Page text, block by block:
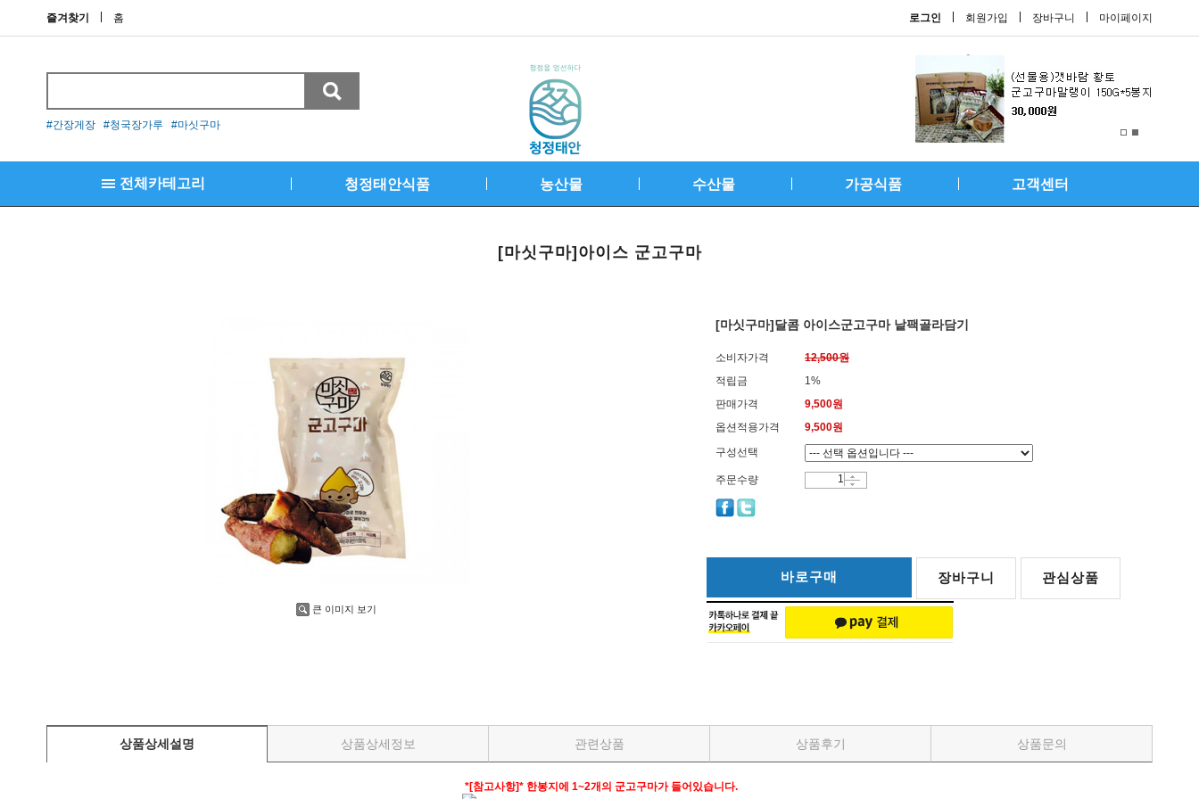
즐겨찾기 홈 로그인 회원가입 장바구니 마이페이지
#간장게장 #청국장가루 #마싯구마
전체카테고리 청정태안식품 농산물 수산물 가공식품 고객센터
흑마늘 품은 검정콩청국장가루
[마싯구마]아이스 군고구마
큰 이미지 보기
[마싯구마]달콤 아이스군고구마 낱팩골라담기
소비자가격
12,500원
적립금
1%
판매가격
9,500원
옵션적용가격
9,500원
구성선택
주문수량
바로구매 장바구니 관심상품
상품상세설명 상품상세정보 관련상품 상품후기 상품문의
*[참고사항]* 한봉지에 1~2개의 군고구마가 들어있습니다.